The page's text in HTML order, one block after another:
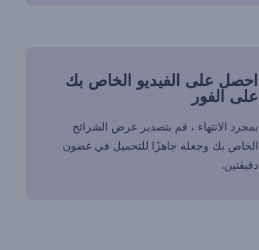
احصل على الفيديو الخاص بك
على الفور
بمجرد الانتهاء ، قم بتصدير عرض الشرائح
الخاص بك وجعله جاهزًا للتحميل في غضون
دقيقتين.